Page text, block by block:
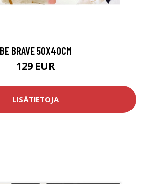
BE BRAVE 50X40CM
129 EUR
LISÄTIETOJA